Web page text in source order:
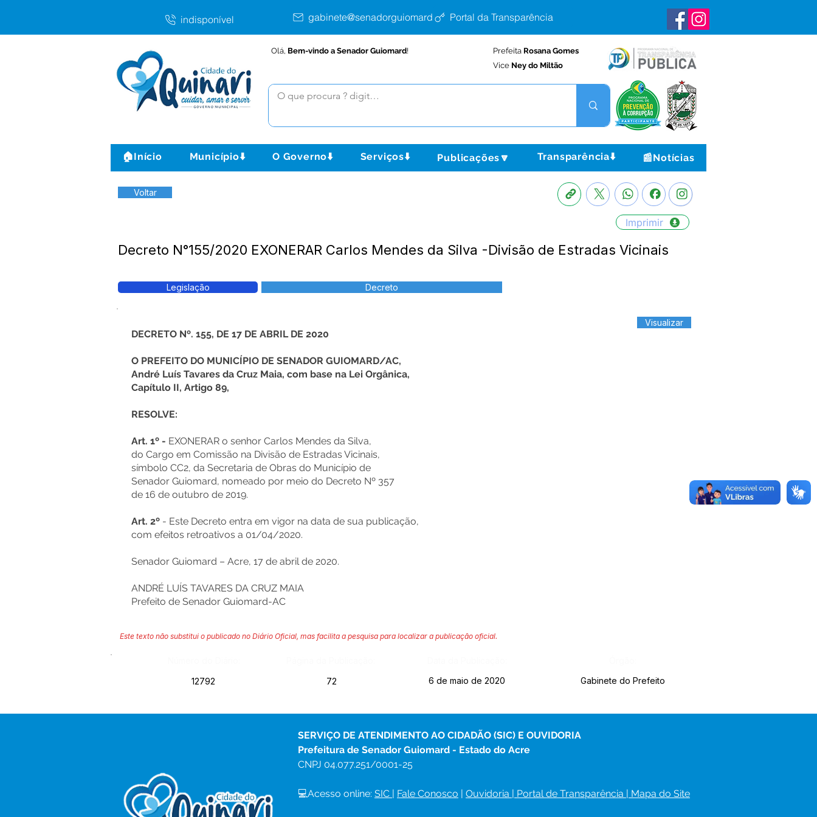
indisponível gabinete@senadorguiomard.ac.gov.brPortal da Transparência
Olá, Bem-vindo a Senador Guiomard! Prefeita Rosana Gomes
Vice Ney do Miltão
🏠Início Município⬇️ O Governo⬇️ Serviços⬇️ Publicações🔽 Transparência⬇️ 📰Notícias
Voltar
Imprimir
Decreto N°155/2020 EXONERAR Carlos Mendes da Silva -Divisão de Estradas Vicinais
Legislação Decreto
Visualizar
DECRETO Nº. 155, DE 17 DE ABRIL DE 2020
O PREFEITO DO MUNICÍPIO DE SENADOR GUIOMARD/AC,
André Luís Tavares da Cruz Maia, com base na Lei Orgânica,
Capítulo II, Artigo 89,
RESOLVE:
Art. 1º - EXONERAR o senhor Carlos Mendes da Silva,
do Cargo em Comissão na Divisão de Estradas Vicinais,
símbolo CC2, da Secretaria de Obras do Município de
Senador Guiomard, nomeado por meio do Decreto Nº 357
de 16 de outubro de 2019.
Art. 2º - Este Decreto entra em vigor na data de sua publicação,
com efeitos retroativos a 01/04/2020.
Senador Guiomard – Acre, 17 de abril de 2020.
ANDRÉ LUÍS TAVARES DA CRUZ MAIA
Prefeito de Senador Guiomard-AC
Este texto não substitui o publicado no Diário Oficial, mas facilita a pesquisa para localizar a publicação oficial.
12792
72 6 de maio de 2020 Gabinete do Prefeito
SERVIÇO DE ATENDIMENTO AO CIDADÃO (SIC) E OUVIDORIA
Prefeitura de Senador Guiomard - Estado do Acre
CNPJ 04.077.251/0001-25
💻Acesso online: SIC | Fale Conosco | Ouvidoria | Portal de Transparência | Mapa do Site